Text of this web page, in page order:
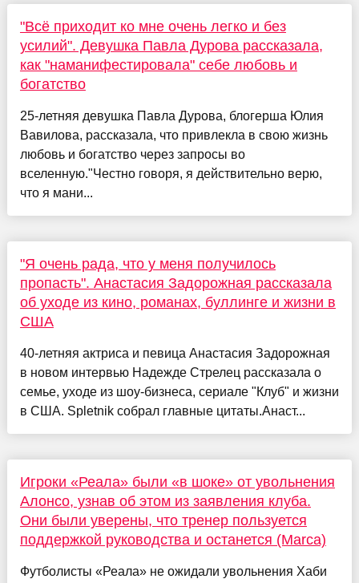
"Всё приходит ко мне очень легко и без
усилий". Девушка Павла Дурова рассказала,
как "наманифестировала" себе любовь и
богатство
25-летняя девушка Павла Дурова, блогерша Юлия
Вавилова, рассказала, что привлекла в свою жизнь
любовь и богатство через запросы во
вселенную."Честно говоря, я действительно верю,
что я мани...
"Я очень рада, что у меня получилось
пропасть". Анастасия Задорожная рассказала
об уходе из кино, романах, буллинге и жизни в
США
40-летняя актриса и певица Анастасия Задорожная
в новом интервью Надежде Стрелец рассказала о
семье, уходе из шоу-бизнеса, сериале "Клуб" и жизни
в США. Spletnik собрал главные цитаты.Анаст...
Игроки «Реала» были «в шоке» от увольнения
Алонсо, узнав об этом из заявления клуба.
Они были уверены, что тренер пользуется
поддержкой руководства и останется (Marca)
Футболисты «Реала» не ожидали увольнения Хаби